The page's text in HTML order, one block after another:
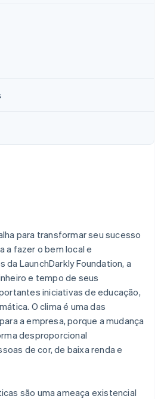
para transformar seu sucesso
a fazer o bem local e
da LaunchDarkly Foundation, a
e tempo de seus
iniciativas de educação,
O clima é uma das
a empresa, porque a mudança
desproporcional
de cor, de baixa renda e
são uma ameaça existencial